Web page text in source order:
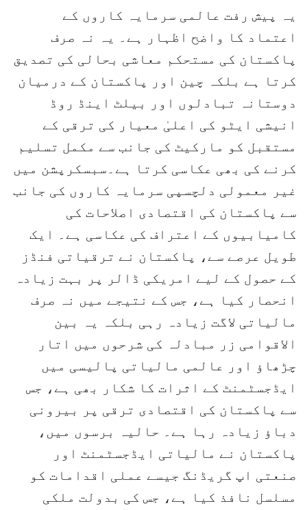
یہ پیش رفت عالمی سرمایہ کاروں کے
اعتماد کا واضح اظہار ہے۔ یہ نہ صرف
پاکستان کی مستحکم معاشی بحالی کی تصدیق
کرتا ہے بلکہ چین اور پاکستان کے درمیان
دوستانہ تبادلوں اور بیلٹ اینڈ روڈ
انیشی ایٹو کی اعلیٰ معیار کی ترقی کے
مستقبل کو مارکیٹ کی جانب سے مکمل تسلیم
کرنے کی بھی عکاسی کرتا ہے۔سبسکرپشن میں
غیر معمولی دلچسپی سرمایہ کاروں کی جانب
سے پاکستان کی اقتصادی اصلاحات کی
کامیابیوں کے اعتراف کی عکاسی ہے۔ ایک
طویل عرصے سے، پاکستان نے ترقیاتی فنڈز
کے حصول کے لیے امریکی ڈالر پر بہت زیادہ
انحصار کیا ہے، جس کے نتیجے میں نہ صرف
مالیاتی لاگت زیادہ رہی بلکہ یہ بین
الاقوامی زر مبادلہ کی شرحوں میں اتار
چڑھاؤ اور عالمی مالیاتی پالیسی میں
ایڈجسٹمنٹ کے اثرات کا شکار بھی ہے، جس
سے پاکستان کی اقتصادی ترقی پر بیرونی
دباؤ زیادہ رہا ہے۔ حالیہ برسوں میں،
پاکستان نے مالیاتی ایڈجسٹمنٹ اور
صنعتی اپ گریڈنگ جیسے عملی اقدامات کو
مسلسل نافذ کیا ہے، جس کی بدولت ملکی